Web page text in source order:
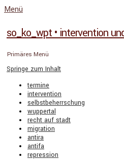
Menü
so_ko_wpt • intervention
Primäres Menü
Springe zum Inhalt
termine
intervention
selbstbeherrschung
wuppertal
recht auf stadt
migration
antira
antifa
repression